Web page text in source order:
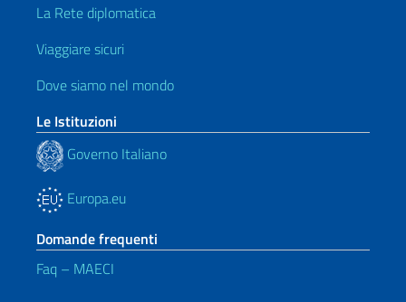
La Rete diplomatica
Viaggiare sicuri
Dove siamo nel mondo
Le Istituzioni
Governo Italiano
Europa.eu
Domande frequenti
Faq – MAECI